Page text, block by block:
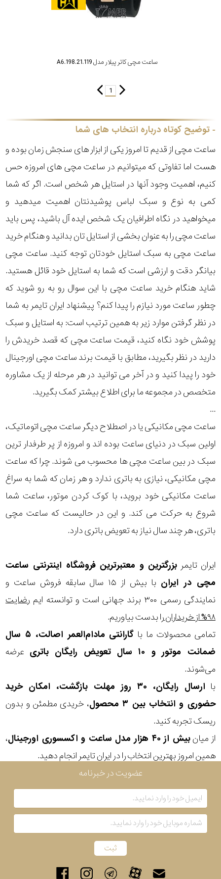
ساعت مچی کاتر پیلار مدل A6.198.21.119
1
توضیح کوتاه درباره انتخاب های شما
ساعت مچی از قدیم تا امروز یکی از ابزار های سنجش زمان بوده و
هست اما تفاوتی که میتوانیم در ساعت مچی های امروزه حس
کنیم، اهمیت وجود آنها در استایل هر شخص است. اگر که شما
کمی به نوع و سبک لباس پوشیدنتان اهمیت میدهید و
میخواهید در نگاه اطرافیان یک شخص ایده آل باشید، پس باید
ساعت مچی را به عنوان بخشی از استایل تان بدانید و هنگام خرید
ساعت مچی به سبک استایل خودتان توجه کنید. ساعت مچی
بیانگر دقت و ارزشی است که شما به استایل خود قائل هستید.
شاید هنگام خرید ساعت مچی با این سوال رو به رو شوید که
چطور ساعت مورد نیازم را پیدا کنم؟ پیشنهاد ایران تایمر به شما
در نظر گرفتن موارد زیر به همین ترتیب است: به استایل و سبک
پوشش خود نگاه کنید، قیمت ساعت مچی که قصد خریدش را
دارید در نظر بگیرید، مطابق با قیمت برند ساعت مچی اورجینال
خود را پیدا کنید و در آخر می توانید در هر مرحله از یک مشاوره
متخصص در مجموعه ما برای اطلاع بیشتر کمک بگیرید.
...
ساعت مچی مکانیکی یا در اصطلاح دیگر ساعت مچی اتوماتیک،
اولین سبک در دنیای ساعت بوده اند و امروزه از پر طرفدار ترین
سبک در بین ساعت مچی ها محسوب می شوند. چرا که ساعت
مچی مکانیکی، نیازی به باتری ندارد و هر زمان که شما به سراغ
ساعت مکانیکی خود بروید، با کوک کردن موتور، ساعت شما
شروع به حرکت می کند. و این در حالیست که ساعت مچی
باتری، هر چند سال نیاز به تعویض باتری دارد.
ایران تایمر بزرگترین و معتبرترین فروشگاه اینترنتی ساعت
مچی در ایران
با بیش از ۱۵ سال سابقه فروش ساعت و
نمایندگی رسمی ۳۰۰ برند جهانی است و توانسته ایم
رضایت
۹۸% از خریداران
را بدست بیاوریم.
تمامی محصولات ما با
گارانتی مادام‌العمر اصالت، ۵ سال
ضمانت موتور و ۱۰ سال تعویض رایگان باتری
عرضه
می‌شوند.
با
ارسال رایگان، ۳۰ روز مهلت بازگشت، امکان خرید
حضوری و انتخاب بین ۳ محصول
، خریدی مطمئن و بدون
ریسک تجربه کنید.
از میانبیش از ۴۰ هزار مدل ساعت و اکسسوری اورجینال
،
همین امروز بهترین انتخاب را در ایران تایمر انجام دهید.
عضویت در خبرنامه